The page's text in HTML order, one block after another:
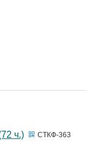
ч.)
СТКФ-363